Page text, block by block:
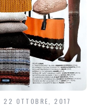
22 OTTOBRE, 2017